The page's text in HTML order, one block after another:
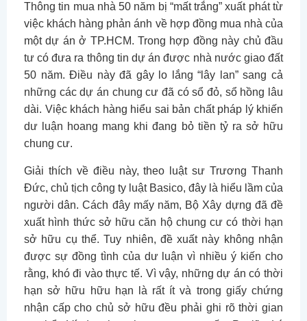
Thông tin mua nhà 50 năm bị “mất trắng” xuất phát từ
việc khách hàng phản ánh về hợp đồng mua nhà của
một dự án ở TP.HCM. Trong hợp đồng này chủ đầu
tư có đưa ra thông tin dự án được nhà nước giao đất
50 năm. Điều này đã gây lo lắng “lây lan” sang cả
những các dự án chung cư đã có sổ đỏ, sổ hồng lâu
dài. Việc khách hàng hiểu sai bản chất pháp lý khiến
dư luận hoang mang khi đang bỏ tiền tỷ ra sở hữu
chung cư.
Giải thích về điều này, theo luật sư Trương Thanh
Đức, chủ tịch công ty luật Basico, đây là hiểu lầm của
người dân. Cách đây mấy năm, Bộ Xây dựng đã đề
xuất hình thức sở hữu căn hộ chung cư có thời hạn
sở hữu cụ thể. Tuy nhiên, đề xuất này không nhận
được sự đồng tình của dư luận vì nhiều ý kiến cho
rằng, khó đi vào thực tế. Vì vậy, những dự án có thời
hạn sở hữu hữu hạn là rất ít và trong giấy chứng
nhận cấp cho chủ sở hữu đều phải ghi rõ thời gian